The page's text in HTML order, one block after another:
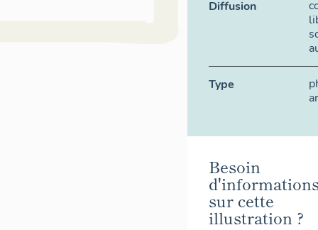
Diffusion
Type
Besoin
sur cette
illustration ?